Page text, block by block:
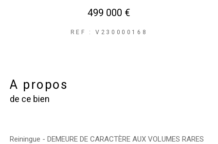
499 000 €
REF : V230000168
a propos
de ce bien
Reiningue - DEMEURE DE CARACTÈRE AUX VOLUMES RARES